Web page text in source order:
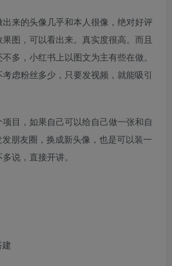
来的头像几乎和本人很像，绝对好评
图，可以看出来。真实度很高。而且
多，小红书上以图文为主有些在做。
虑粉丝多少，只要发视频，就能吸引
目，如果自己可以给自己做一张和自
朋友圈，换成新头像，也是可以装一
说，直接开讲。